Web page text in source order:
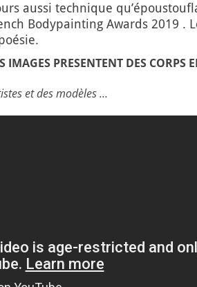
aussi technique
Bodypainting Awards 2019 .
IMAGES PRESENTENT DES CORPS
et des modèles …